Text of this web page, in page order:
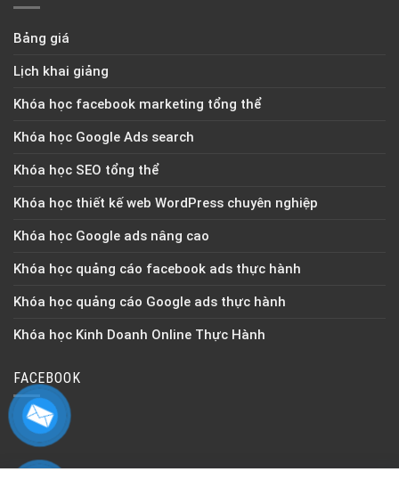
Bảng giá
Lịch khai giảng
Khóa học facebook marketing tổng thể
Khóa học Google Ads search
Khóa học SEO tổng thể
Khóa học thiết kế web WordPress chuyên nghiệp
Khóa học Google ads nâng cao
Khóa học quảng cáo facebook ads thực hành
Khóa học quảng cáo Google ads thực hành
Khóa học Kinh Doanh Online Thực Hành
FACEBOOK